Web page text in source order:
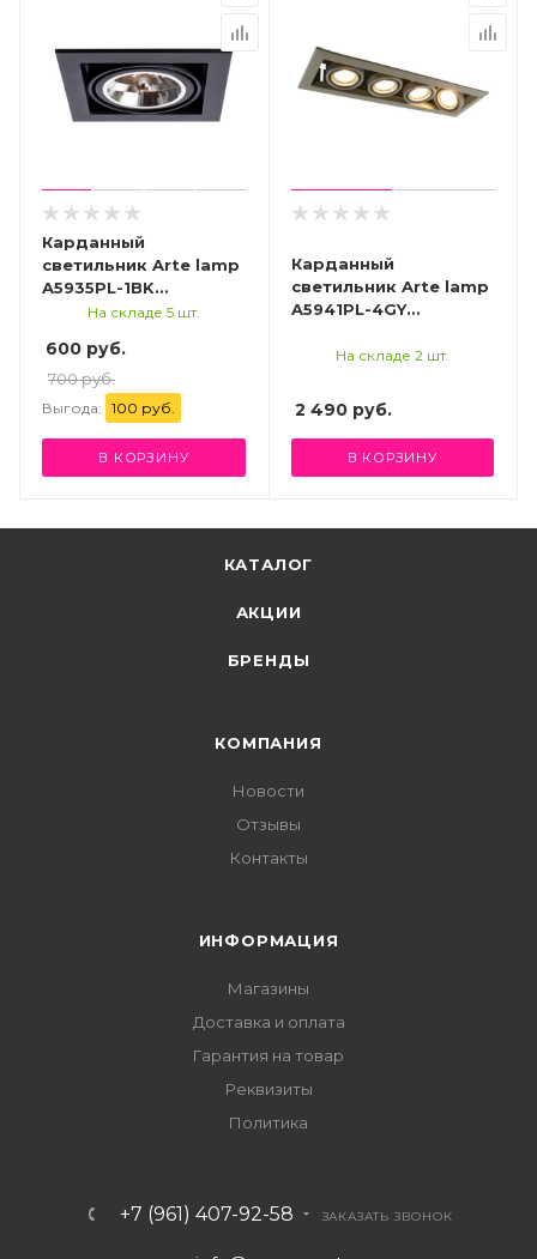
Карданный
светильник Arte lamp
A5935PL-1BK
СВЕТИЛЬНИК
На складе 5 шт.
600 руб.
700 руб.
Выгода: 100 руб.
В КОРЗИНУ
Карданный
светильник Arte lamp
A5941PL-4GY
ПОТОЛОЧНЫЙ
На складе 2 шт.
2 490руб.
В КОРЗИНУ
КАТАЛОГ
АКЦИИ
БРЕНДЫ
КОМПАНИЯ
Новости
Отзывы
Контакты
ИНФОРМАЦИЯ
Магазины
Доставка и оплата
Гарантия на товар
Реквизиты
Политика
+7 (961) 407-92-58 ЗАКАЗАТЬ ЗВОНОК